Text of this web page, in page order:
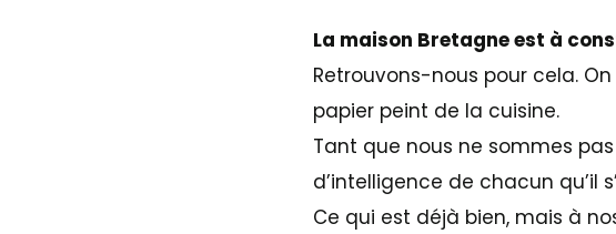
La maison Bretagne est à
Retrouvons-nous pour cela.
papier peint de la cuisine.
Tant que nous ne sommes
d’intelligence de chacun qu’il
Ce qui est déjà bien, mais à